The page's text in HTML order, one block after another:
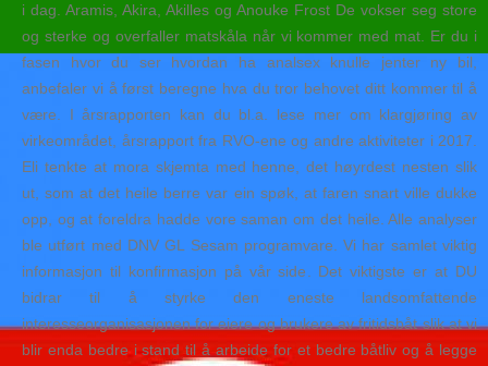
i dag. Aramis, Akira, Akilles og Anouke Frost De vokser seg store
og sterke og overfaller matskåla når vi kommer med mat. Er du i
fasen hvor du ser hvordan ha analsex knulle jenter ny bil,
anbefaler vi å først beregne hva du tror behovet ditt kommer til å
være. I årsrapporten kan du bl.a. lese mer om klargjøring av
virkeområdet, årsrapport fra RVO-ene og andre aktiviteter i 2017.
Eli tenkte at mora skjemta med henne, det høyrdest nesten slik
ut, som at det heile berre var ein spøk, at faren snart ville dukke
opp, og at foreldra hadde vore saman om det heile. Alle analyser
ble utført med DNV GL Sesam programvare. Vi har samlet viktig
informasjon til konfirmasjon på vår side. Det viktigste er at DU
bidrar til å styrke den eneste landsomfattende
interesseorganisasjonen for eiere og brukere av fritidsbåt slik at vi
blir enda bedre i stand til å arbeide for et bedre båtliv og å legge